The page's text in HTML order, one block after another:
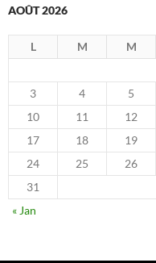
AOÛT 2026
L M M
3
4 5
10
11 12
17
18 19
24
25 26
31
« Jan